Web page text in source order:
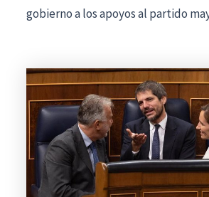
gobierno a los apoyos al partido